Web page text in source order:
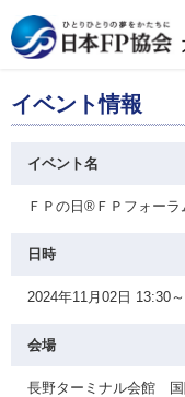
イベント情報
イベント名
ＦＰの日®ＦＰフォーラ
日時
2024年11月02日 13:30
会場
長野ターミナル会館 国